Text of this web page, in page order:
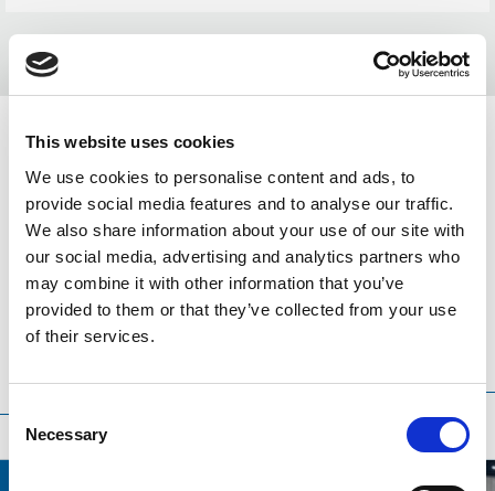
This website uses cookies
We use cookies to personalise content and ads, to
provide social media features and to analyse our traffic.
We also share information about your use of our site with
our social media, advertising and analytics partners who
may combine it with other information that you’ve
provided to them or that they’ve collected from your use
of their services.
Consent
Selection
Necessary
Related news
(Exhibitions & Events)